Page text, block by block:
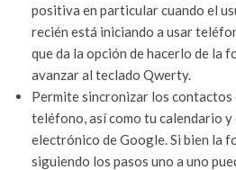
positiva en particular cuando el
recién está iniciando a usar
que da la opción de hacerlo de la
avanzar al teclado Qwerty.
Permite sincronizar los contactos
teléfono, así como tu calendario y
electrónico de Google. Si bien la
siguiendo los pasos uno a uno